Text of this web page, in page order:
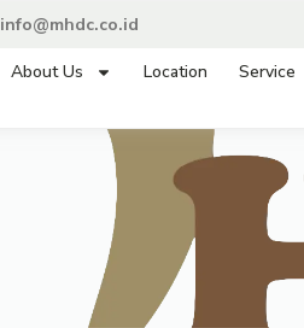
info@mhdc.co.id
About Us Location Service